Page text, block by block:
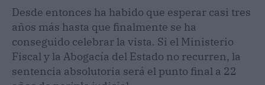
Desde entonces ha habido que esperar casi tres
años más hasta que finalmente se ha
conseguido celebrar la vista. Si el Ministerio
Fiscal y la Abogacía del Estado no recurren, la
sentencia absolutoria será el punto final a 22